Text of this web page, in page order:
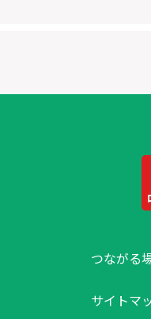
つながる
サイトマ